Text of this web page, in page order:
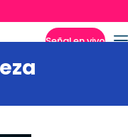
Señal en vivo